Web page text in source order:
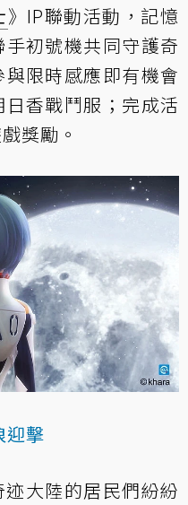
》IP聯動活動，記憶
初號機共同守護奇
限時感應即有機會
香戰鬥服；完成活
獎勵。
迎擊
大陸的居民們紛紛